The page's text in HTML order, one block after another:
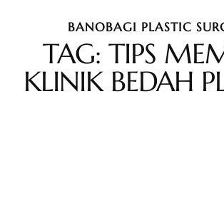
BANOBAGI PLASTIC
TAG: TIPS
KLINIK BEDAH